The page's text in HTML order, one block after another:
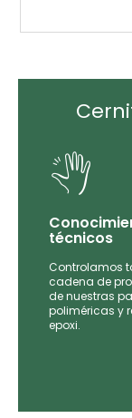
técnicos
Controlamos
cadena de
de nuestras
poliméricas y
epoxi.